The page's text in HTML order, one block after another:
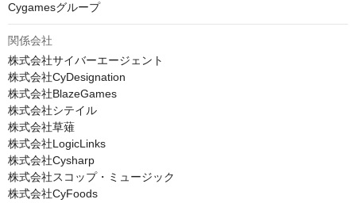
Cygamesグループ
関係会社
株式会社サイバーエージェント
株式会社CyDesignation
株式会社BlazeGames
株式会社シテイル
株式会社草薙
株式会社LogicLinks
株式会社Cysharp
株式会社スコップ・ミュージック
株式会社CyFoods